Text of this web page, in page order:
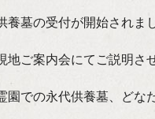
養墓の受付が開始されま
ご案内会にてご説明さ
園での永代供養墓、どな